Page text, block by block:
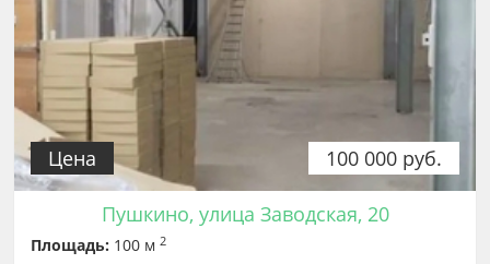
100 000 руб.
Цена
Пушкино, улица Заводская, 20
Площадь: 100 м2